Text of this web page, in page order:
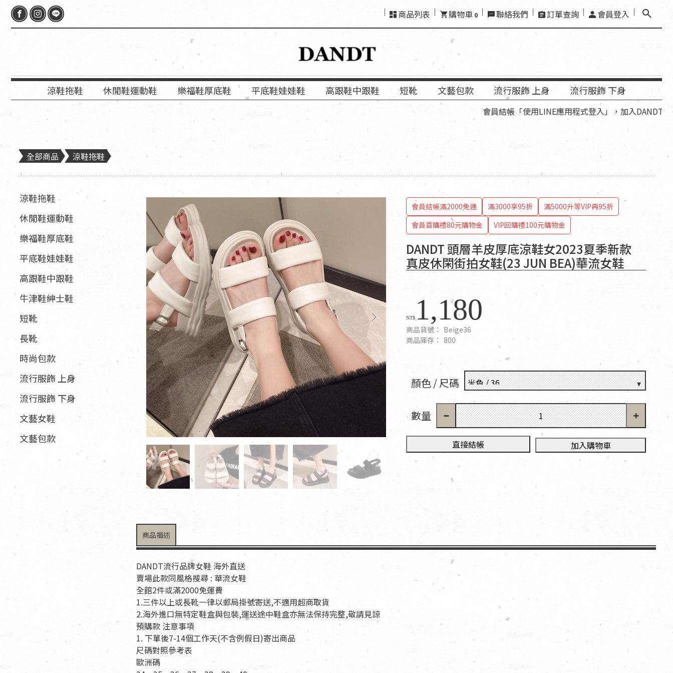
商品列表 購物車 0 聯絡我們 訂單查詢 會員登入
涼鞋拖鞋 休閒鞋運動鞋 樂福鞋厚底鞋 平底鞋娃娃鞋 高跟鞋中跟鞋 短靴 文藝包款 流行服飾 上身 流行服飾 下身
會員結帳「使用LINE應用程式登入」，加入DANDT官方LINE好友
全部商品 涼鞋拖鞋
涼鞋拖鞋
休閒鞋運動鞋
樂福鞋厚底鞋
平底鞋娃娃鞋
高跟鞋中跟鞋
牛津鞋紳士鞋
短靴
長靴
時尚包款
流行服飾 上身
流行服飾 下身
文藝女鞋
文藝包款
DANDT 頭層羊皮厚底涼鞋女2023夏季新款
真皮休閑街拍女鞋(23 JUN BEA)華流女鞋
會員結帳滿2000免運 滿3000享95折
滿5000升等VIP再95折
會員首購禮80元購物金
VIP回購禮100元購物金
NT$1,180
商品貨號： Beige36
商品庫存： 800
顏色 / 尺碼
數量
直接結帳 加入購物車
商品描述
DANDT流行品牌女鞋 海外直送
賣場此款同風格搜尋 : 華流女鞋
全館2件或滿2000免運費
1.三件以上或長靴一律以郵局掛號寄送,不適用超商取貨
2.海外進口無特定鞋盒與包裝,運送途中鞋盒亦無法保持完整,敬請見諒
預購款 注意事項
1. 下單後7-14個工作天(不含例假日)寄出商品
尺碼對照參考表
歐洲碼